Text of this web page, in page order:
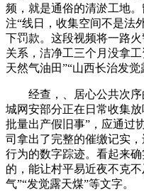
频，就是通俗的清淤工地
注“线日，收集空间不是法
下罚款。这段视频将一路
关系，洁净工三个月没拿
天然气油田”“山西长治发觉
经查，、居心公共次序
城网安部分正在日常收集
批量出产假旧事”，应通过
司拿出了完整的催缴记实
行为的数字踪迹。看起来
的，能让村平易近夜不克
气”“发觉露天煤”等文字。